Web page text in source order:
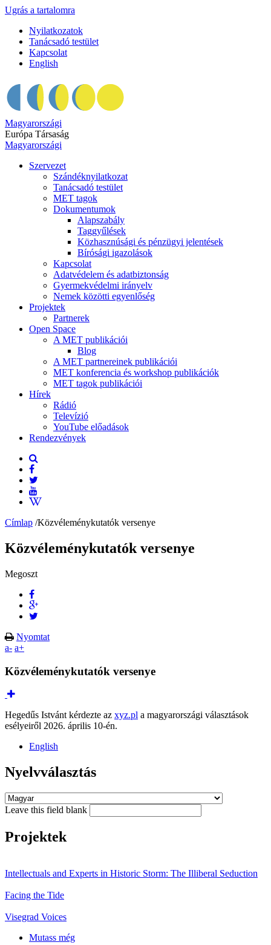
Ugrás a tartalomra
Nyilatkozatok
Tanácsadó testület
Kapcsolat
English
Magyarországi
Európa Társaság
Magyarországi
Szervezet
Szándéknyilatkozat
Tanácsadó testület
MET tagok
Dokumentumok
Alapszabály
Taggyűlések
Közhasznúsági és pénzügyi jelentések
Bírósági igazolások
Kapcsolat
Adatvédelem és adatbiztonság
Gyermekvédelmi irányelv
Nemek közötti egyenlőség
Projektek
Partnerek
Open Space
A MET publikációi
Blog
A MET partnereinek publikációi
MET konferencia és workshop publikációk
MET tagok publikációi
Hírek
Rádió
Televízió
YouTube előadások
Rendezvények
Címlap /Közvéleménykutatók versenye
Közvéleménykutatók versenye
Megoszt
Nyomtat
a- a+
Közvéleménykutatók versenye
Hegedűs Istvánt kérdezte az xyz.pl a magyarországi választások
esélyeiről 2026. április 10-én.
English
Nyelvválasztás
Leave this field blank
Projektek
Intellectuals and Experts in Historic Storm: The Illiberal Seduction
Facing the Tide
Visegrad Voices
Mutass még